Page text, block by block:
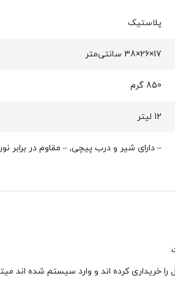
پلاستیک
17×26×38 سانتی‌متر
850 گرم
12 لیتر
– دارای شیر و درب پیچی, – مقاوم در برابر
خریداری کرده اند و وارد سیستم شده اند